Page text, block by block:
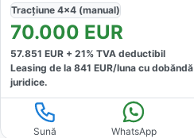
Tracțiune 4x4 (manual)
70.000 EUR
57.851 EUR + 21% TVA deductibil
Leasing de la 841 EUR/luna cu dobăndă
juridice.
Sună WhatsApp